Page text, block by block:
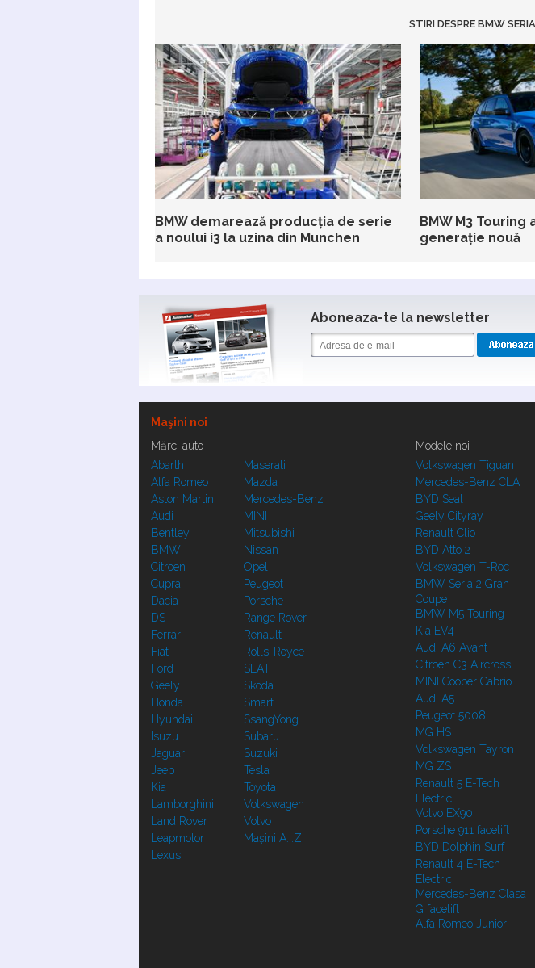
STIRI DESPRE BMW
BMW demarează producția de serie
a noului i3 la uzina din Munchen
BMW M3
generație nouă
Aboneaza-te la newsletter
Maşini noi
Mărci auto
Abarth
Alfa Romeo
Aston Martin
Audi
Bentley
BMW
Citroen
Cupra
Dacia
DS
Ferrari
Fiat
Ford
Geely
Honda
Hyundai
Isuzu
Jaguar
Jeep
Kia
Lamborghini
Land Rover
Leapmotor
Lexus
Maserati
Mazda
Mercedes-Benz
MINI
Mitsubishi
Nissan
Opel
Peugeot
Porsche
Range Rover
Renault
Rolls-Royce
SEAT
Skoda
Smart
SsangYong
Subaru
Suzuki
Tesla
Toyota
Volkswagen
Volvo
Mașini A...Z
Modele noi
Volkswagen Tiguan
Mercedes-Benz CLA
BYD Seal
Geely Cityray
Renault Clio
BYD Atto 2
Volkswagen T-Roc
BMW Seria 2 Gran
Coupe
BMW M5 Touring
Kia EV4
Audi A6 Avant
Citroen C3 Aircross
MINI Cooper Cabrio
Audi A5
Peugeot 5008
MG HS
Volkswagen Tayron
MG ZS
Renault 5 E-Tech
Electric
Volvo EX90
Porsche 911 facelift
BYD Dolphin Surf
Renault 4 E-Tech
Electric
Mercedes-Benz Clasa
G facelift
Alfa Romeo Junior